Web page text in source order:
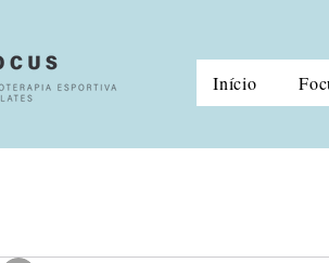
Início